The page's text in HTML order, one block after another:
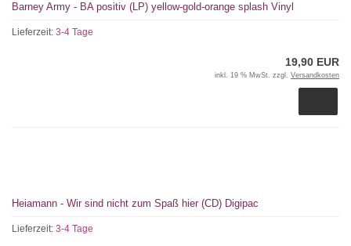
Barney Army - BA positiv (LP) yellow-gold-orange splash Vinyl
Lieferzeit: 3-4 Tage
19,90 EUR
inkl. 19 % MwSt. zzgl. Versandkosten
Heiamann - Wir sind nicht zum Spaß hier (CD) Digipac
Lieferzeit: 3-4 Tage